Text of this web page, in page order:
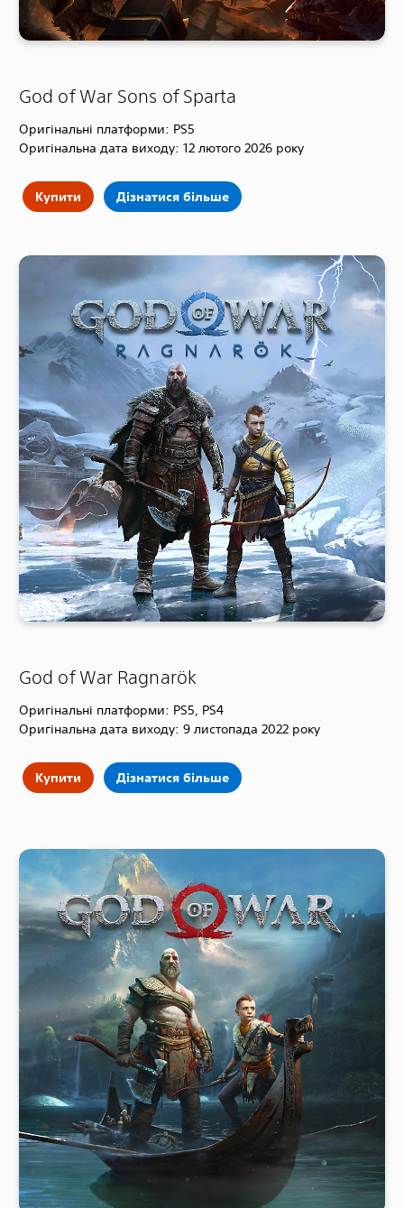
God of War Sons of Sparta
Оригінальні платформи: PS5
Оригінальна дата виходу: 12 лютого 2026 року
Купити Дізнатися більше
God of War Ragnarök
Оригінальні платформи: PS5, PS4
Оригінальна дата виходу: 9 листопада 2022 року
Купити Дізнатися більше